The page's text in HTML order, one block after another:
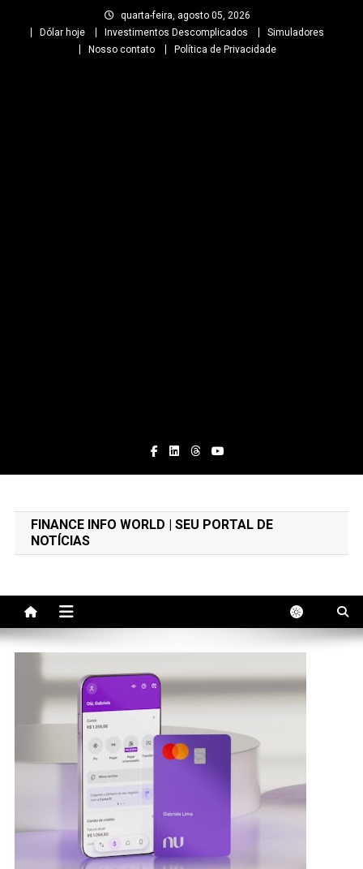
quarta-feira, agosto 05, 2026
Dólar hoje
Investimentos Descomplicados
Simuladores
Nosso contato
Política de Privacidade
Finance Info World
FINANCE INFO WORLD | SEU PORTAL DE
NOTÍCIAS